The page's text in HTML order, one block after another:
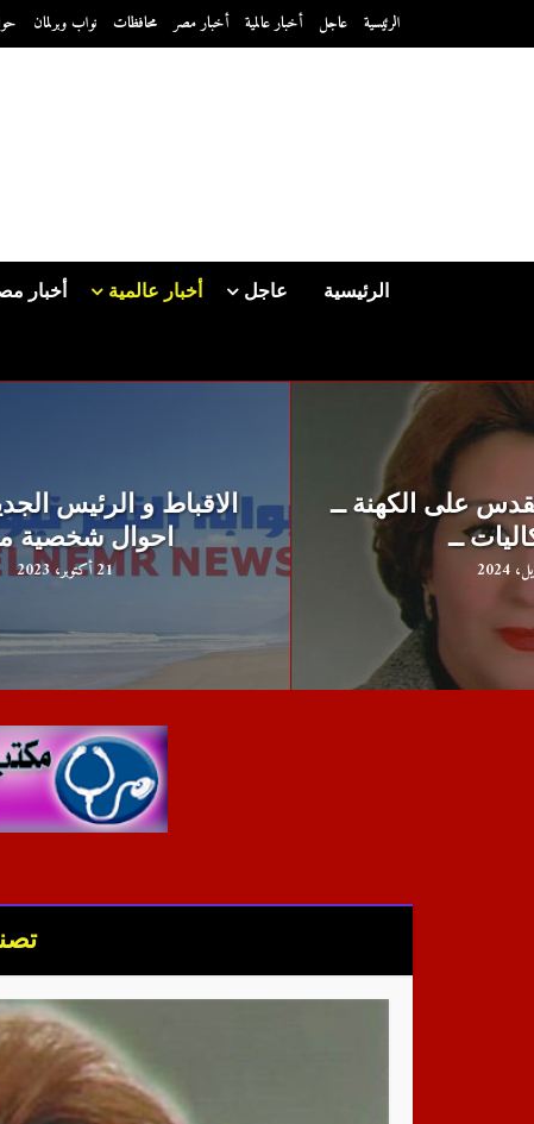
الرئيسية عاجل أخبار عالمية أخبار مصر محافظات نواب وبرلمان
الرئيسية عاجل أخبار عالمية أخبار
ــ
الاقباط و الرئيس الجديد ــ قانون
احوال شخصية مدنى
21 أكتوبر، 2023